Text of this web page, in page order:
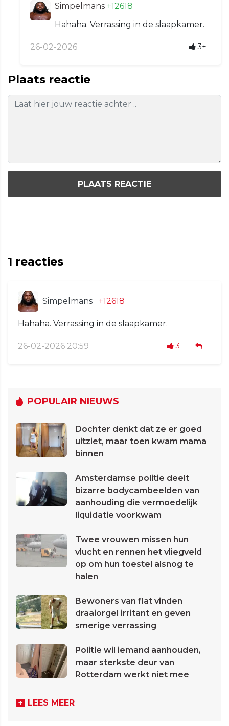
Simpelmans +12618
Hahaha. Verrassing in de slaapkamer.
26-02-2026 3+
Plaats reactie
PLAATS REACTIE
1 reacties
Simpelmans +12618
Hahaha. Verrassing in de slaapkamer.
26-02-2026 20:59 3
POPULAIR NIEUWS
Dochter denkt dat ze er goed
uitziet, maar toen kwam mama
binnen
Amsterdamse politie deelt
bizarre bodycambeelden van
aanhouding die vermoedelijk
liquidatie voorkwam
Twee vrouwen missen hun
vlucht en rennen het vliegveld
op om hun toestel alsnog te
halen
Bewoners van flat vinden
draaiorgel irritant en geven
smerige verrassing
Politie wil iemand aanhouden,
maar sterkste deur van
Rotterdam werkt niet mee
LEES MEER